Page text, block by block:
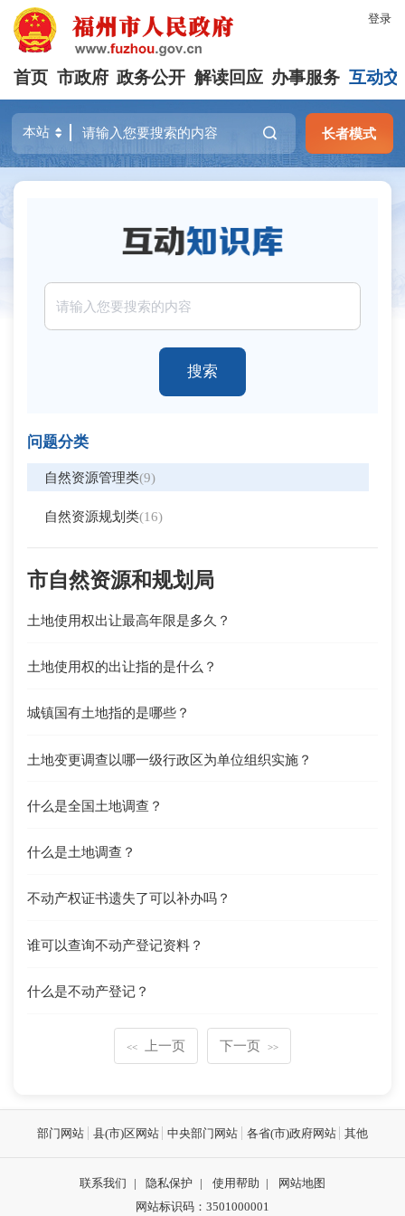
登录
首页 市政府 政务公开 解读回应 办事服务 互动交
长者模式
搜索
问题分类
自然资源管理类(9)
自然资源规划类(16)
市自然资源和规划局
土地使用权出让最高年限是多久？
土地使用权的出让指的是什么？
城镇国有土地指的是哪些？
土地变更调查以哪一级行政区为单位组织实施？
什么是全国土地调查？
什么是土地调查？
不动产权证书遗失了可以补办吗？
谁可以查询不动产登记资料？
什么是不动产登记？
<< 上一页 下一页 >>
部门网站 县(市)区网站 中央部门网站 各省(市)政府网站 其他
联系我们 | 隐私保护 | 使用帮助 |
网站地图
网站标识码：3501000001